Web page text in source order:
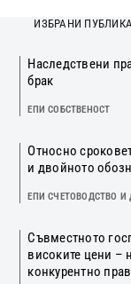
ИЗБРАНИ
Наследствени
брак
ЕПИ СОБСТВЕНОСТ
Относно
и двойното
ЕПИ СЧЕТОВОДСТВО И
Съвместното
високите цени –
конкурентно